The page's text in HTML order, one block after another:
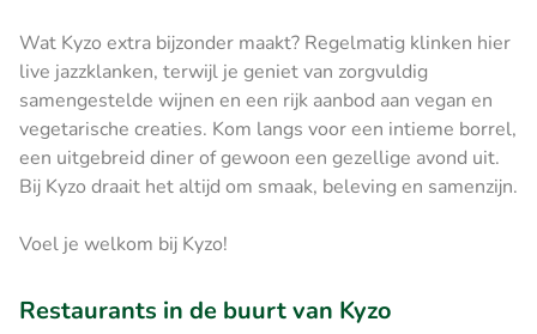
Wat Kyzo extra bijzonder maakt? Regelmatig klinken hier
live jazzklanken, terwijl je geniet van zorgvuldig
samengestelde wijnen en een rijk aanbod aan vegan en
vegetarische creaties. Kom langs voor een intieme borrel,
een uitgebreid diner of gewoon een gezellige avond uit.
Bij Kyzo draait het altijd om smaak, beleving en samenzijn.
Voel je welkom bij Kyzo!
Restaurants in de buurt van Kyzo